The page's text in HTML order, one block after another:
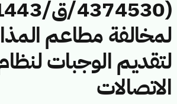
لمخالفة مطاعم
لتقديم الوجبات
الاتصالات